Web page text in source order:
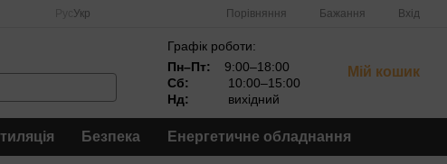
Укр Порівняння Бажання Вхід
Графік роботи:
Пн–Пт:
9:00–18:00
Сб:
10:00–15:00
Нд:
вихідний
Мій кошик
Безпека Енергетичне обладнання